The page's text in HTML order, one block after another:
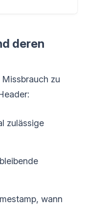
deren
zu
zulässige
wann